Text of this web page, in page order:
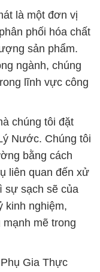
là một đơn vị
phối hóa chất
sản phẩm.
ngành, chúng
lĩnh vực công
chúng tôi đặt
Nước. Chúng tôi
bằng cách
liên quan đến xử
sự sạch sẽ của
kinh nghiệm,
mẽ trong
Gia Thực